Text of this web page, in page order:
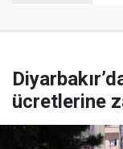
ücretlerine